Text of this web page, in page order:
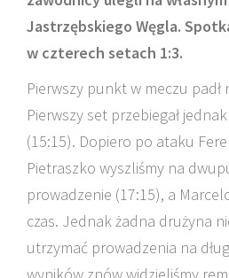
Jastrzębskiego Węgla.
w czterech setach 1:3.
Pierwszy punkt w meczu padł
Pierwszy set przebiegał
(15:15). Dopiero po ataku
Pietraszko wyszliśmy na
prowadzenie (17:15), a
czas. Jednak żadna drużyna
utrzymać prowadzenia na
wyników znów widzieliśmy